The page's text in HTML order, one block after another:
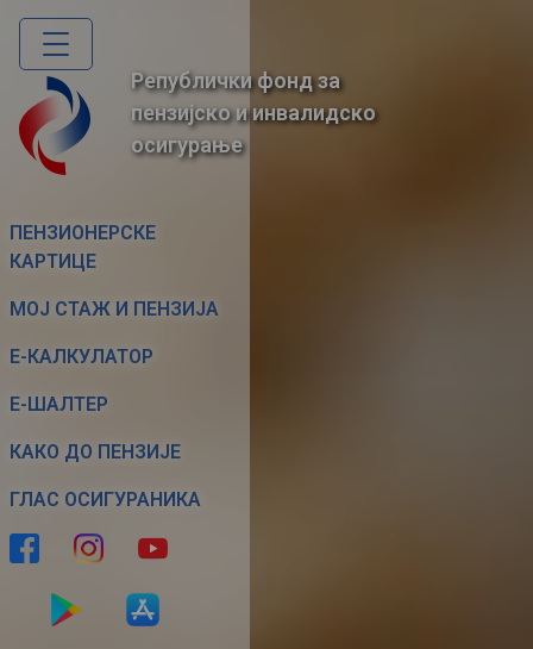
main
content
Фиксирани мени
ПЕНЗИОНЕРСКЕ
КАРТИЦЕ
МОЈ СТАЖ И ПЕНЗИЈА
Е-КАЛКУЛАТОР
Е-ШАЛТЕР
КАКО ДО ПЕНЗИЈЕ
ГЛАС ОСИГУРАНИКА
Републички фонд за
пензијско и инвалидско
осигурање